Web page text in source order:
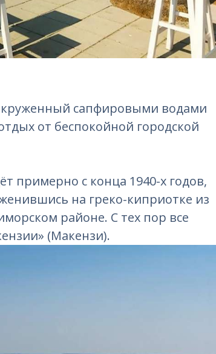
сапфировыми водами
от беспокойной городской
примерно с конца 1940-х годов,
на греко-киприотке из
районе. С тех пор все
(Макензи).